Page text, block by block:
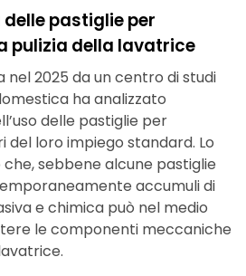
pastiglie per
pulizia della lavatrice
2025 da un centro di studi
ha analizzato
delle pastiglie per
del loro impiego standard. Lo
sebbene alcune pastiglie
accumuli di
e chimica può nel medio
le componenti meccaniche